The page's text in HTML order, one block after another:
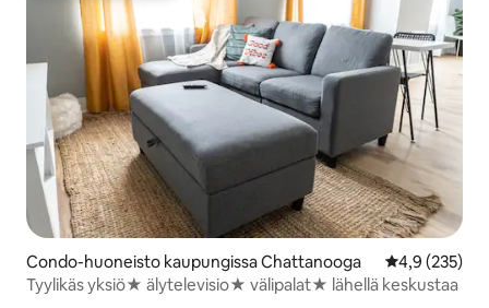
Condo-huoneisto kaupungissa Chattanooga
4,9 (235)
Tyylikäs yksiö★ älytelevisio★ välipalat★ lähellä keskustaa